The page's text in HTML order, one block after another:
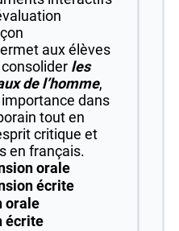
aux élèves
les
de l’homme,
dans
tout en
critique et
en français.
orale
écrite
orale
écrite